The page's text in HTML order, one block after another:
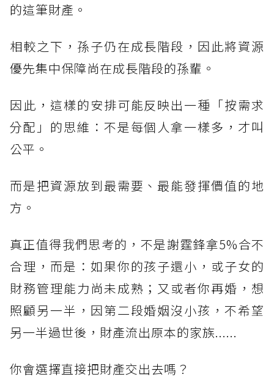
的這筆財產。
相較之下，孫子仍在成長階段，因此將資源
優先集中保障尚在成長階段的孫輩。
因此，這樣的安排可能反映出一種「按需求
分配」的思維：不是每個人拿一樣多，才叫
公平。
而是把資源放到最需要、最能發揮價值的地
方。
真正值得我們思考的，不是謝霆鋒拿5%合不
合理，而是：如果你的孩子還小，或子女的
財務管理能力尚未成熟；又或者你再婚，想
照顧另一半，因第二段婚姻沒小孩，不希望
另一半過世後，財產流出原本的家族......
你會選擇直接把財產交出去嗎？